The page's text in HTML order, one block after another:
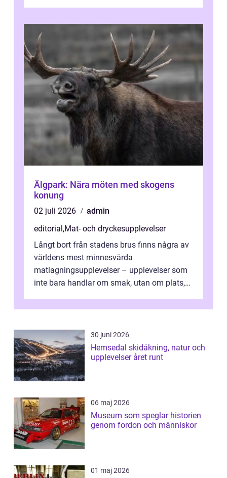
Älgpark: Nära möten med skogens
konung
02 juli 2026
admin
editorial,Mat- och dryckesupplevelser
Långt bort från stadens brus finns några av
världens mest minnesvärda
matlagningsupplevelser – upplevelser som
inte bara handlar om smak, utan om plats,
30 juni 2026
Hemsedal skidåkning, natur och
upplevelser året runt
06 maj 2026
Museum som speglar historien
genom fordon och människor
01 maj 2026